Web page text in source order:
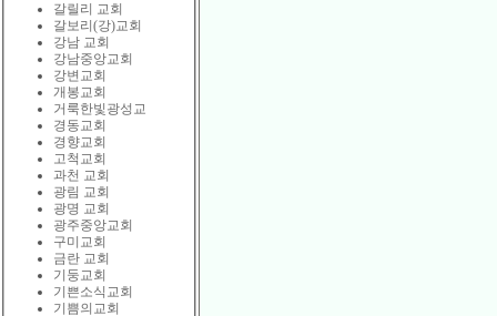
갈릴리 교회
갈보리(강)교회
강남 교회
강남중앙교회
강변교회
개봉교회
거룩한빛광성교
경동교회
경향교회
고척교회
과천 교회
광림 교회
광명 교회
광주중앙교회
구미교회
금란 교회
기둥교회
기쁜소식교회
기쁨의교회